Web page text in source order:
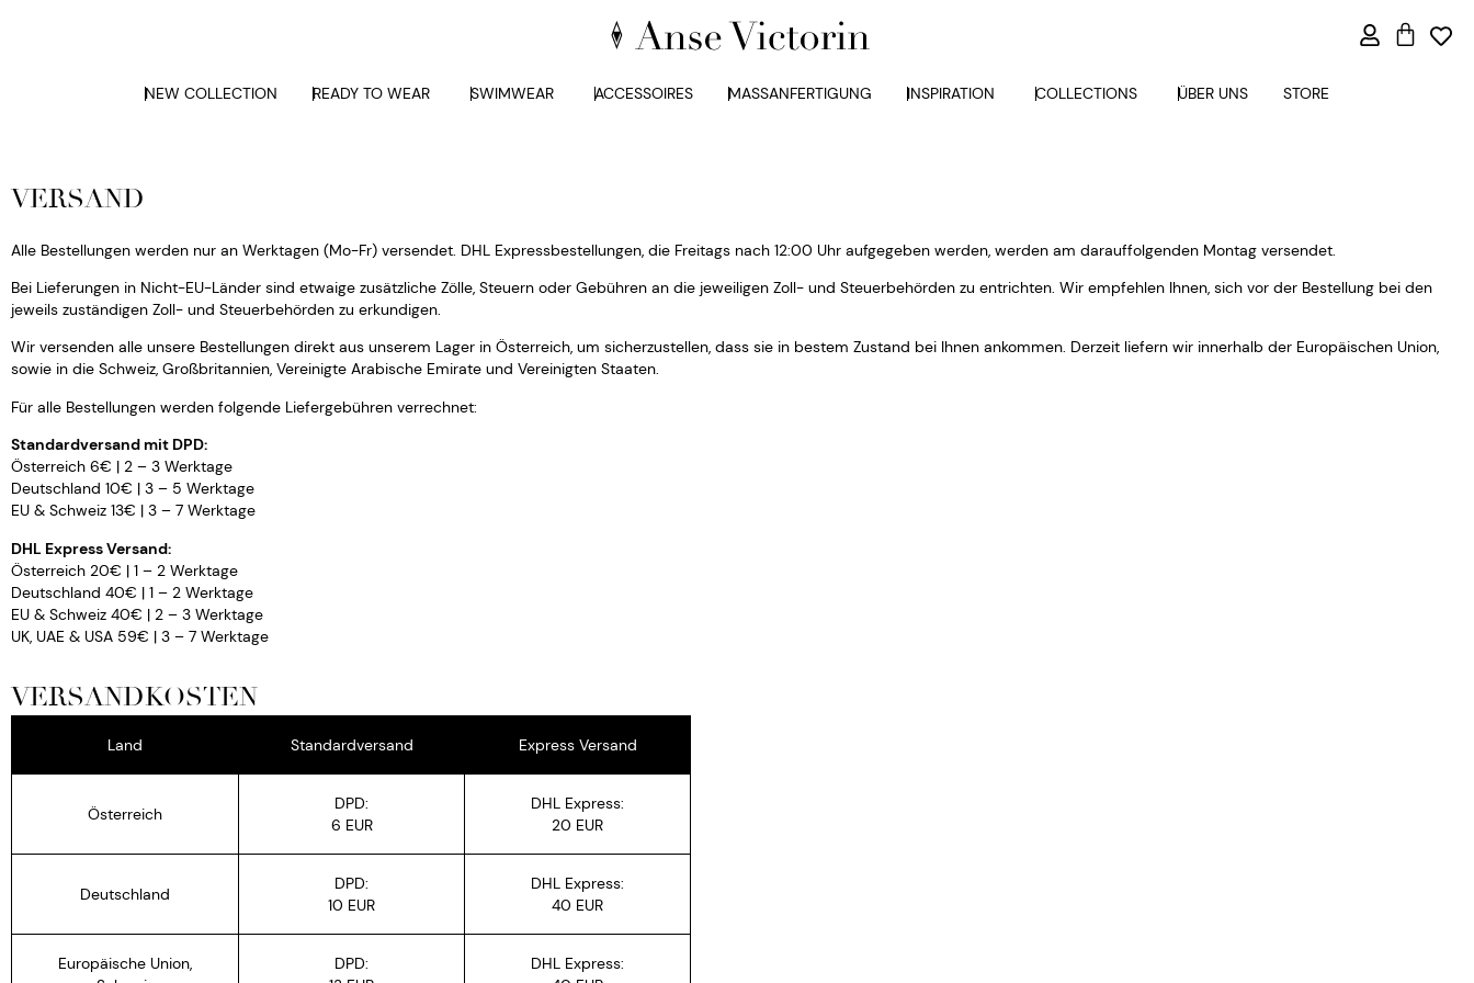
NEW COLLECTION READY TO WEAR SWIMWEAR ACCESSOIRES MASSANFERTIGUNG INSPIRATION COLLECTIONS ÜBER UNS STORE
VERSAND
Alle Bestellungen werden nur an Werktagen (Mo-Fr) versendet. DHL Expressbestellungen, die Freitags nach 12:00 Uhr aufgegeben werden, werden am darauffolgenden Montag versendet.
Bei Lieferungen in Nicht-EU-Länder sind etwaige zusätzliche Zölle, Steuern oder Gebühren an die jeweiligen Zoll- und Steuerbehörden zu entrichten. Wir empfehlen Ihnen, sich vor der Bestellung bei den
jeweils zuständigen Zoll- und Steuerbehörden zu erkundigen.
Wir versenden alle unsere Bestellungen direkt aus unserem Lager in Österreich, um sicherzustellen, dass sie in bestem Zustand bei Ihnen ankommen. Derzeit liefern wir innerhalb der Europäischen Union,
sowie in die Schweiz, Großbritannien, Vereinigte Arabische Emirate und Vereinigten Staaten.
Für alle Bestellungen werden folgende Liefergebühren verrechnet:
Standardversand mit DPD:
Österreich 6€ | 2 – 3 Werktage
Deutschland 10€ | 3 – 5 Werktage
EU & Schweiz 13€ | 3 – 7 Werktage
DHL Express Versand:
Österreich 20€ | 1 – 2 Werktage
Deutschland 40€ | 1 – 2 Werktage
EU & Schweiz 40€ | 2 – 3 Werktage
UK, UAE & USA 59€ | 3 – 7 Werktage
VERSANDKOSTEN
Land Standardversand Express Versand
Österreich
DPD:
6 EUR
DHL Express:
20 EUR
Deutschland
DPD:
10 EUR
DHL Express:
40 EUR
Europäische Union,
DPD:
DHL Express: